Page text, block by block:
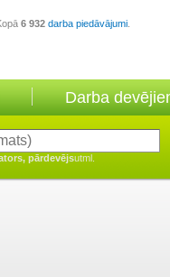
6 932 darba piedāvājumi
Darba
pārdevējsutml.